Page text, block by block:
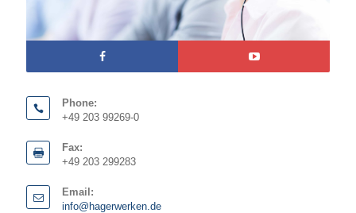
Phone:
+49 203 99269-0
Fax:
+49 203 299283
Email:
info@hagerwerken.de